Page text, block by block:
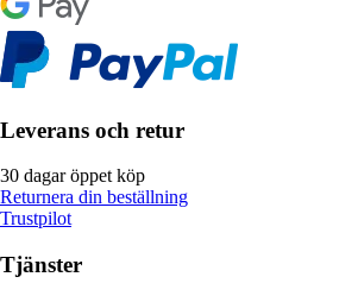
Leverans och retur
30 dagar öppet köp
Returnera din beställning
Trustpilot
Tjänster